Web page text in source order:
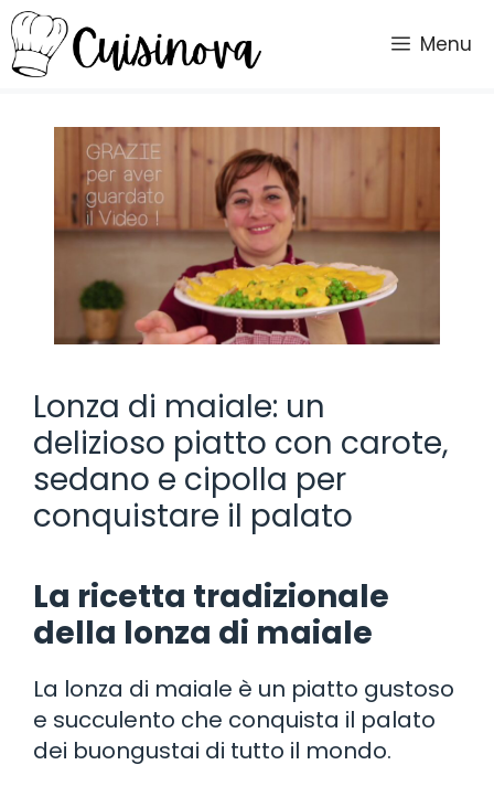
Vai
al
contenuto
Menu
Lonza di maiale: un
delizioso piatto con carote,
sedano e cipolla per
conquistare il palato
La ricetta tradizionale
della lonza di maiale
La lonza di maiale è un piatto gustoso
e succulento che conquista il palato
dei buongustai di tutto il mondo.